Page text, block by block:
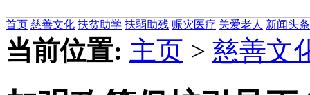
首页 慈善文化 扶贫助学 扶弱助残 赈灾医疗 关爱老人 新闻头条
当前位置: 主页 > 慈善文